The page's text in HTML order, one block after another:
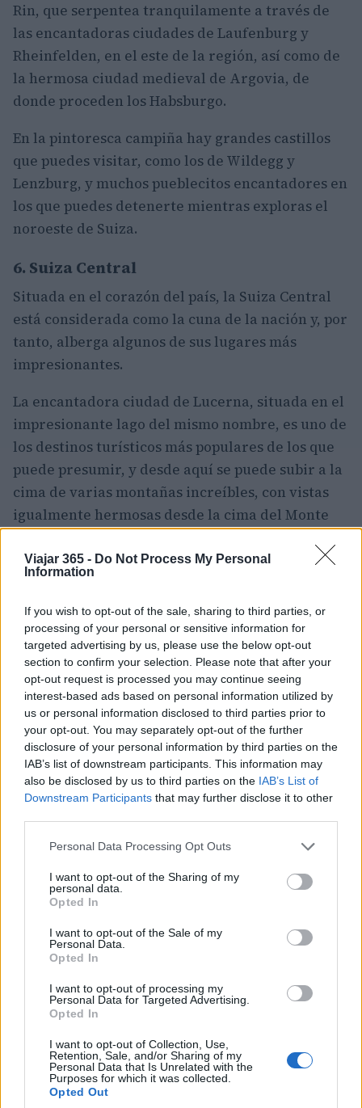
Viajar 365 - Do Not Process My Personal
Information
If you wish to opt-out of the sale, sharing to third parties, or
processing of your personal or sensitive information for
targeted advertising by us, please use the below opt-out
section to confirm your selection. Please note that after your
opt-out request is processed you may continue seeing
interest-based ads based on personal information utilized by
us or personal information disclosed to third parties prior to
your opt-out. You may separately opt-out of the further
disclosure of your personal information by third parties on the
IAB’s list of downstream participants. This information may
also be disclosed by us to third parties on the IAB’s List of
Downstream Participants that may further disclose it to other
Please note that this website/app uses one or more Google
not limited to your visit or usage behaviour. You may click to
grant or deny consent to Google and its third-party tags to
use your data for below specified purposes in below Google
consent section.
Personal Data Processing Opt Outs
I want to opt-out of the Sharing of my
personal data.
Opted In
I want to opt-out of the Sale of my
Personal Data.
Opted In
I want to opt-out of processing my
Personal Data for Targeted Advertising.
Opted In
I want to opt-out of Collection, Use,
Retention, Sale, and/or Sharing of my
Personal Data that Is Unrelated with the
Purposes for which it was collected.
Opted Out
Rin, que serpentea tranquilamente a través de
las encantadoras ciudades de Laufenburg y
Rheinfelden, en el este de la región, así como de
la hermosa ciudad medieval de Argovia, de
donde proceden los Habsburgo.
En la pintoresca campiña hay grandes castillos
que puedes visitar, como los de Wildegg y
Lenzburg, y muchos pueblecitos encantadores en
los que puedes detenerte mientras exploras el
noroeste de Suiza.
6. Suiza Central
Situada en el corazón del país, la Suiza Central
está considerada como la cuna de la nación y, por
tanto, alberga algunos de sus lugares más
impresionantes.
La encantadora ciudad de Lucerna, situada en el
impresionante lago del mismo nombre, es uno de
los destinos turísticos más populares de los que
puede presumir, y desde aquí se puede subir a la
cima de varias montañas increíbles, con vistas
igualmente hermosas desde la cima del Monte
Debido a todos los espléndidos paisajes en forma
región es un sueño para los amantes de la
naturaleza y hay un montón de grandes
excursiones que se pueden hacer, así como
deportes acuáticos y paseos en barco para ser
disfrutado en sus lagos.
5. Zúrich
La región de Zúrich, que abarca tanto la ciudad
más grande de Suiza como sus alrededores, tiene
mucho más que ofrecer que la capital financiera
del país, por lo que merece la pena pasar unos
días explorando sus numerosos lugares de
interés.
Aunque Zúrich tiene muchas cosas que ver y
hacer y una maravillosa orilla del lago de la que
lejos, por lo que en poco tiempo podrá ir en
bicicleta o hacer senderismo por los cercanos
Alpes o dar un paseo en barco por el lago de
Zúrich.
Al otro extremo del lago le gusta la encantadora